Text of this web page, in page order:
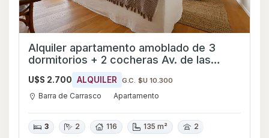
Alquiler apartamento amoblado de 3
dormitorios + 2 cocheras Av. de las
Américas - Ref 2255
U$S 2.700 ALQUILER G.C. $U 10.300
Barra de Carrasco Apartamento
3 2 116 135 m² 2